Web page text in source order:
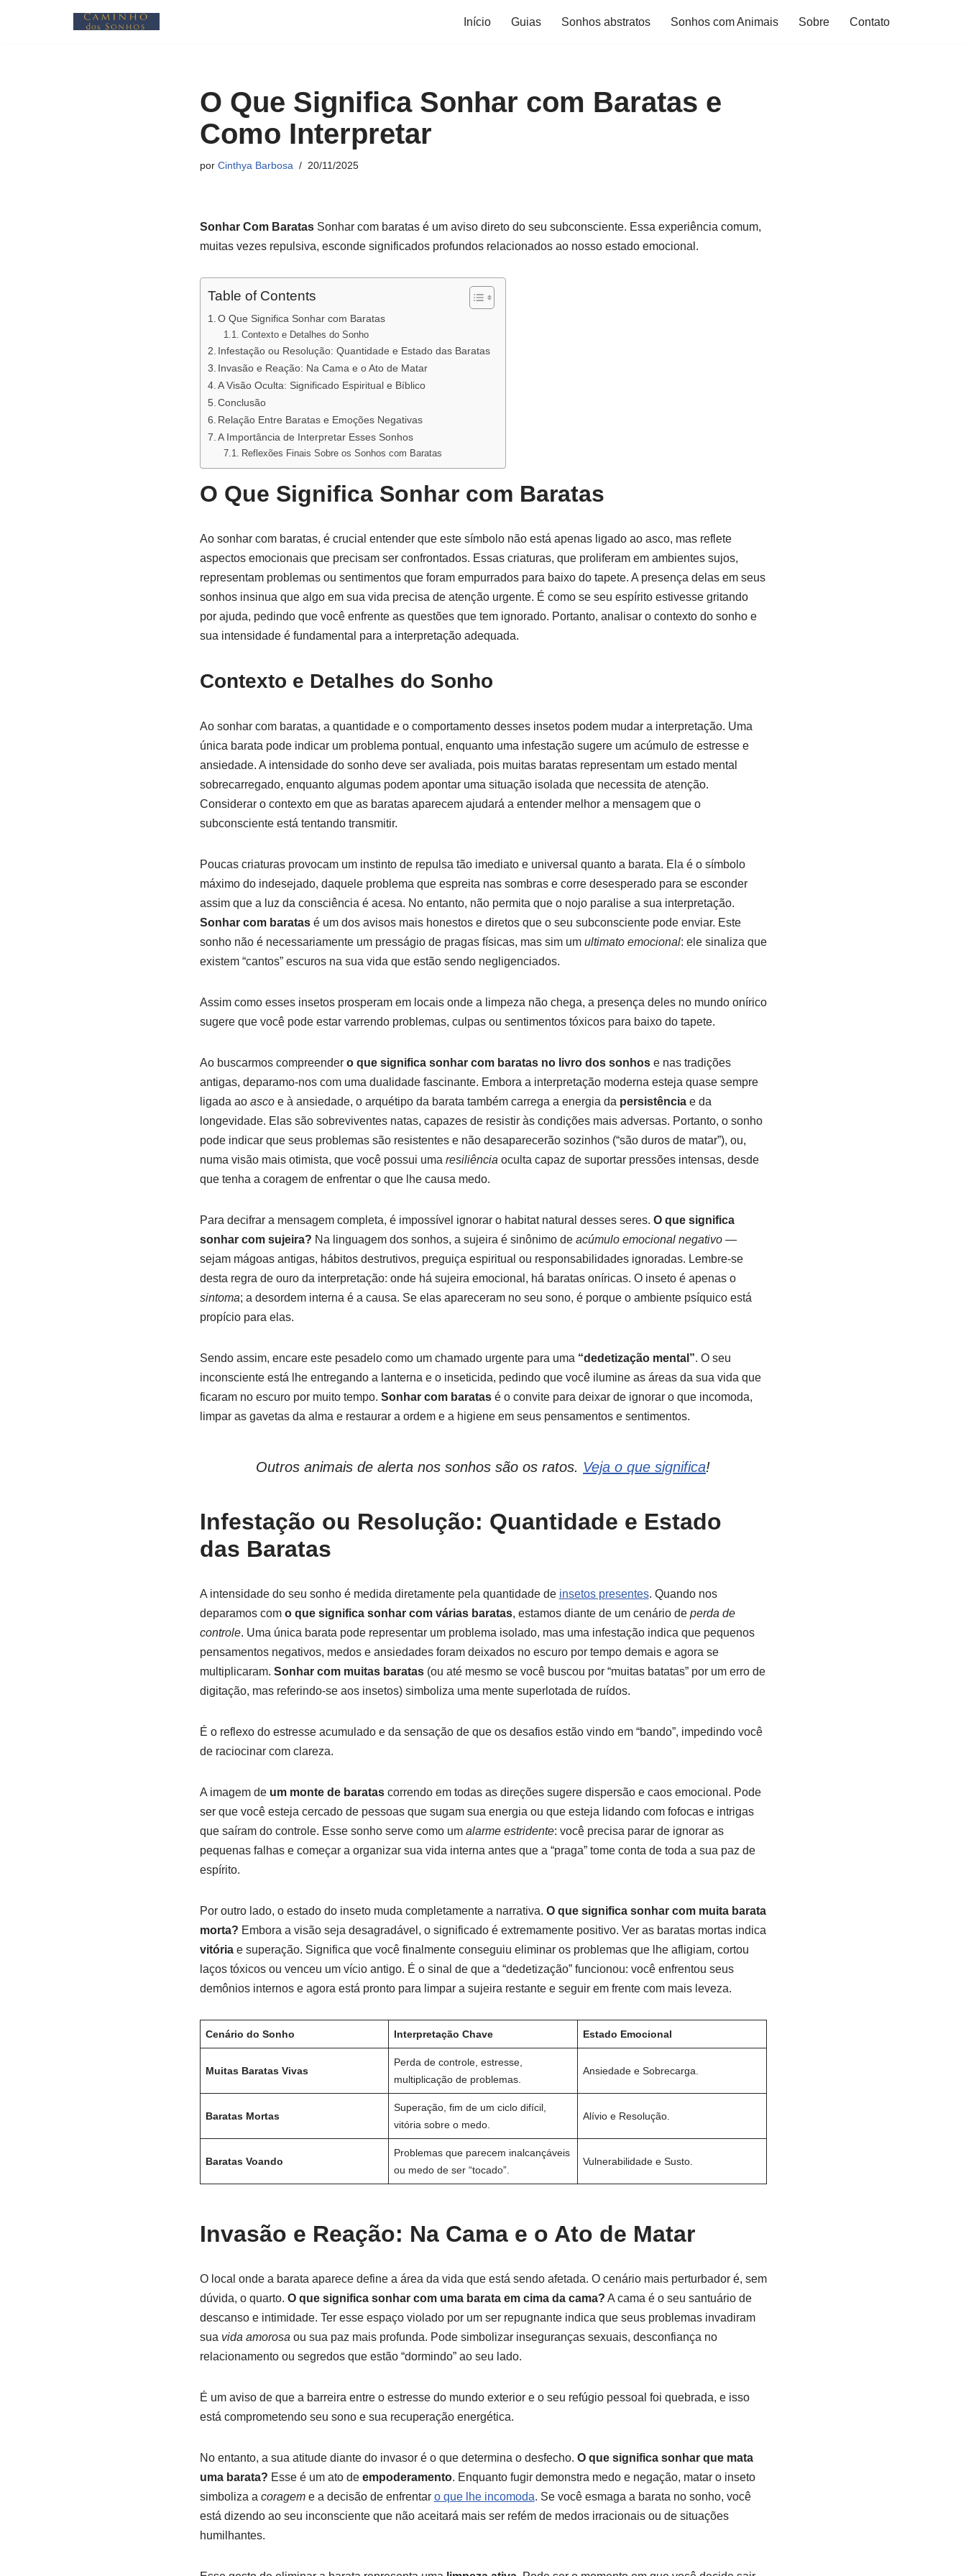
Início Guias Sonhos abstratos Sonhos com Animais Sobre Contato
O Que Significa Sonhar com Baratas e
Como Interpretar
por Cinthya Barbosa 20/11/2025
Sonhar Com BaratasSonhar com baratas é um aviso direto do seu subconsciente. Essa experiência comum,
muitas vezes repulsiva, esconde significados profundos relacionados ao nosso estado emocional.
Table of Contents
O Que Significa Sonhar com Baratas
Contexto e Detalhes do Sonho
Infestação ou Resolução: Quantidade e Estado das Baratas
Invasão e Reação: Na Cama e o Ato de Matar
A Visão Oculta: Significado Espiritual e Bíblico
Conclusão
Relação Entre Baratas e Emoções Negativas
A Importância de Interpretar Esses Sonhos
Reflexões Finais Sobre os Sonhos com Baratas
O Que Significa Sonhar com Baratas
Ao sonhar com baratas, é crucial entender que este símbolo não está apenas ligado ao asco, mas reflete
aspectos emocionais que precisam ser confrontados. Essas criaturas, que proliferam em ambientes sujos,
representam problemas ou sentimentos que foram empurrados para baixo do tapete. A presença delas em seus
sonhos insinua que algo em sua vida precisa de atenção urgente. É como se seu espírito estivesse gritando
por ajuda, pedindo que você enfrente as questões que tem ignorado. Portanto, analisar o contexto do sonho e
sua intensidade é fundamental para a interpretação adequada.
Contexto e Detalhes do Sonho
Ao sonhar com baratas, a quantidade e o comportamento desses insetos podem mudar a interpretação. Uma
única barata pode indicar um problema pontual, enquanto uma infestação sugere um acúmulo de estresse e
ansiedade. A intensidade do sonho deve ser avaliada, pois muitas baratas representam um estado mental
sobrecarregado, enquanto algumas podem apontar uma situação isolada que necessita de atenção.
Considerar o contexto em que as baratas aparecem ajudará a entender melhor a mensagem que o
subconsciente está tentando transmitir.
Poucas criaturas provocam um instinto de repulsa tão imediato e universal quanto a barata. Ela é o símbolo
máximo do indesejado, daquele problema que espreita nas sombras e corre desesperado para se esconder
assim que a luz da consciência é acesa. No entanto, não permita que o nojo paralise a sua interpretação.
Sonhar com baratasé um dos avisos mais honestos e diretos que o seu subconsciente pode enviar. Este
sonho não é necessariamente um presságio de pragas físicas, mas sim um ultimato emocional: ele sinaliza que
existem “cantos” escuros na sua vida que estão sendo negligenciados.
Assim como esses insetos prosperam em locais onde a limpeza não chega, a presença deles no mundo onírico
sugere que você pode estar varrendo problemas, culpas ou sentimentos tóxicos para baixo do tapete.
Ao buscarmos compreender o que significa sonhar com baratas no livro dos sonhose nas tradições
antigas, deparamo-nos com uma dualidade fascinante. Embora a interpretação moderna esteja quase sempre
ligada ao ascoe à ansiedade, o arquétipo da barata também carrega a energia da persistênciae da
longevidade. Elas são sobreviventes natas, capazes de resistir às condições mais adversas. Portanto, o sonho
pode indicar que seus problemas são resistentes e não desaparecerão sozinhos (“são duros de matar”), ou,
numa visão mais otimista, que você possui uma resiliência oculta capaz de suportar pressões intensas, desde
que tenha a coragem de enfrentar o que lhe causa medo.
Para decifrar a mensagem completa, é impossível ignorar o habitat natural desses seres. O que significa
sonhar com sujeira? Na linguagem dos sonhos, a sujeira é sinônimo de acúmulo emocional negativo—
sejam mágoas antigas, hábitos destrutivos, preguiça espiritual ou responsabilidades ignoradas. Lembre-se
desta regra de ouro da interpretação: onde há sujeira emocional, há baratas oníricas. O inseto é apenas o
sintoma; a desordem interna é a causa. Se elas apareceram no seu sono, é porque o ambiente psíquico está
propício para elas.
Sendo assim, encare este pesadelo como um chamado urgente para uma “dedetização mental”. O seu
inconsciente está lhe entregando a lanterna e o inseticida, pedindo que você ilumine as áreas da sua vida que
ficaram no escuro por muito tempo. Sonhar com baratasé o convite para deixar de ignorar o que incomoda,
limpar as gavetas da alma e restaurar a ordem e a higiene em seus pensamentos e sentimentos.
Outros animais de alerta nos sonhos são os ratos. Veja o que significa!
Infestação ou Resolução: Quantidade e Estado
das Baratas
A intensidade do seu sonho é medida diretamente pela quantidade de insetos presentes. Quando nos
deparamos com o que significa sonhar com várias baratas, estamos diante de um cenário de perda de
controle. Uma única barata pode representar um problema isolado, mas uma infestação indica que pequenos
pensamentos negativos, medos e ansiedades foram deixados no escuro por tempo demais e agora se
multiplicaram. Sonhar com muitas baratas(ou até mesmo se você buscou por “muitas batatas” por um erro de
digitação, mas referindo-se aos insetos) simboliza uma mente superlotada de ruídos.
É o reflexo do estresse acumulado e da sensação de que os desafios estão vindo em “bando”, impedindo você
de raciocinar com clareza.
A imagem de um monte de baratascorrendo em todas as direções sugere dispersão e caos emocional. Pode
ser que você esteja cercado de pessoas que sugam sua energia ou que esteja lidando com fofocas e intrigas
que saíram do controle. Esse sonho serve como um alarme estridente: você precisa parar de ignorar as
pequenas falhas e começar a organizar sua vida interna antes que a “praga” tome conta de toda a sua paz de
espírito.
Por outro lado, o estado do inseto muda completamente a narrativa. O que significa sonhar com muita barata
morta? Embora a visão seja desagradável, o significado é extremamente positivo. Ver as baratas mortas indica
vitóriae superação. Significa que você finalmente conseguiu eliminar os problemas que lhe afligiam, cortou
laços tóxicos ou venceu um vício antigo. É o sinal de que a “dedetização” funcionou: você enfrentou seus
demônios internos e agora está pronto para limpar a sujeira restante e seguir em frente com mais leveza.
Cenário do Sonho Interpretação Chave Estado Emocional
Muitas Baratas Vivas
Perda de controle, estresse,
multiplicação de problemas.
Ansiedade e Sobrecarga.
Baratas Mortas
Superação, fim de um ciclo difícil,
vitória sobre o medo.
Alívio e Resolução.
Baratas Voando
Problemas que parecem inalcançáveis
ou medo de ser “tocado”.
Vulnerabilidade e Susto.
Invasão e Reação: Na Cama e o Ato de Matar
O local onde a barata aparece define a área da vida que está sendo afetada. O cenário mais perturbador é, sem
dúvida, o quarto. O que significa sonhar com uma barata em cima da cama? A cama é o seu santuário de
descanso e intimidade. Ter esse espaço violado por um ser repugnante indica que seus problemas invadiram
sua vida amorosa ou sua paz mais profunda. Pode simbolizar inseguranças sexuais, desconfiança no
relacionamento ou segredos que estão “dormindo” ao seu lado.
É um aviso de que a barreira entre o estresse do mundo exterior e o seu refúgio pessoal foi quebrada, e isso
está comprometendo seu sono e sua recuperação energética.
No entanto, a sua atitude diante do invasor é o que determina o desfecho. O que significa sonhar que mata
uma barata? Esse é um ato de empoderamento. Enquanto fugir demonstra medo e negação, matar o inseto
simboliza a corageme a decisão de enfrentar o que lhe incomoda. Se você esmaga a barata no sonho, você
está dizendo ao seu inconsciente que não aceitará mais ser refém de medos irracionais ou de situações
humilhantes.